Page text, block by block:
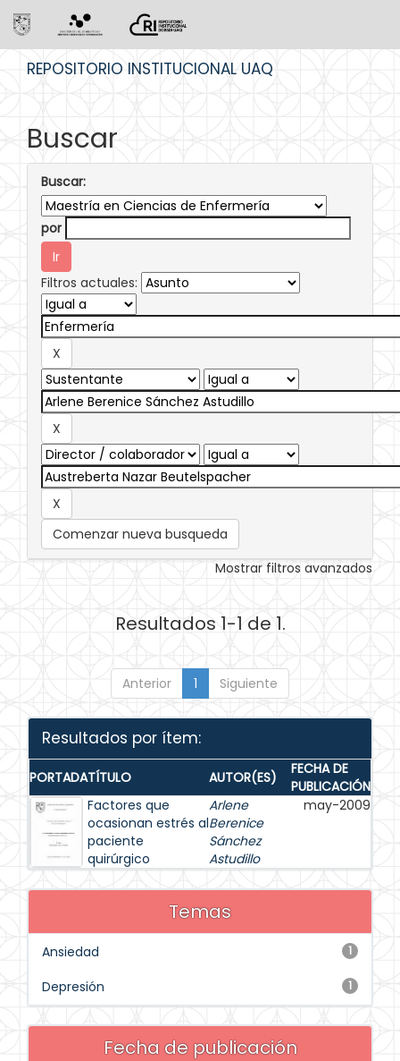
REPOSITORIO INSTITUCIONAL UAQ
Buscar
Buscar:
por
Filtros actuales:
Comenzar nueva busqueda
Mostrar filtros avanzados
Resultados 1-1 de 1.
Anterior 1 Siguiente
Resultados por ítem:
PORTADATÍTULO AUTOR(ES)
FECHA DE
PUBLICACIÓN
Factores que
ocasionan estrés al
paciente
quirúrgico
Arlene
Berenice
Sánchez
Astudillo
may-2009
Temas
1
Ansiedad
1
Depresión
Fecha de publicación